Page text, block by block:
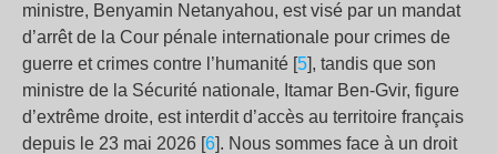
ministre, Benyamin Netanyahou, est visé par un mandat
d’arrêt de la Cour pénale internationale pour crimes de
guerre et crimes contre l’humanité [5], tandis que son
ministre de la Sécurité nationale, Itamar Ben-Gvir, figure
d’extrême droite, est interdit d’accès au territoire français
depuis le 23 mai 2026 [6]. Nous sommes face à un droit